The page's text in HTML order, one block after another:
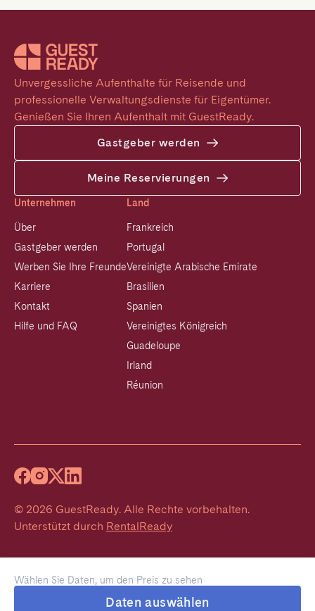
Wählen Sie Daten, um den Preis zu sehen
Daten auswählen
Unvergessliche Aufenthalte für Reisende und
professionelle Verwaltungsdienste für Eigentümer.
Genießen Sie Ihren Aufenthalt mit GuestReady.
Gastgeber werden
Meine Reservierungen
Unternehmen
Über
Gastgeber werden
Werben Sie Ihre Freunde
Karriere
Kontakt
Hilfe und FAQ
Land
Frankreich
Portugal
Vereinigte Arabische Emirate
Brasilien
Spanien
Vereinigtes Königreich
Guadeloupe
Irland
Réunion
© 2026 GuestReady. Alle Rechte vorbehalten.
Unterstützt durch RentalReady